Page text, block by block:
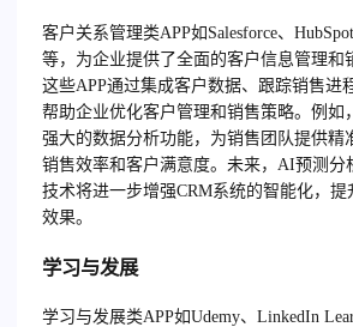
客户关系管理类APP如Salesforce、
等，为企业提供了全面的客户信息管理和
这些APP通过集成客户数据、跟踪销售进
帮助企业优化客户管理和销售策略。例如
强大的数据分析功能，为销售团队提供精
销售效率和客户满意度。未来，AI预测分
技术将进一步增强CRM系统的智能化，提
效果。
学习与发展
学习与发展类APP如Udemy、LinkedIn